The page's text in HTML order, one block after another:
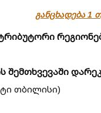
განცხადება 1
შემთხვევაში
თბილისი)